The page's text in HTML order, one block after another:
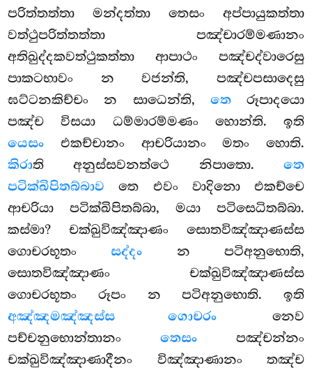
පරිත්තත්තා මන්දත්තා තෙසං අප්පායුකත්තා
වත්ථුපරිත්තත්තා පඤ්චාරම්මණානං
අතිඛුද්දකවත්ථුකත්තා ආපාථං පඤ්චද්වාරෙසු
පාකටභාවං න වජන්ති, පඤ්චපසාදෙසු
ඝට්ටනකිච්චං න සාධෙන්ති, තෙරූපාදයො
පඤ්ච විසයා ධම්මාරම්මණං හොන්ති. ඉති
යෙසං එකච්චානං ආචරියානං මතං හොති.
කිරාති අනුස්සවනත්ථෙ නිපාතො. තෙ
පටික්ඛිපිතබ්බාව තෙ එවං වාදිනො එකච්චෙ
ආචරියා පටික්ඛිපිතබ්බා, මයා පටිසෙධිතබ්බා.
කස්මා? චක්ඛුවිඤ්ඤාණං සොතවිඤ්ඤාණස්ස
ගොචරභූතංසද්දං න පටිඅනුභොති,
සොතවිඤ්ඤාණං චක්ඛුවිඤ්ඤාණස්ස
ගොචරභූතං රූපං න පටිඅනුභොති. ඉති
අඤ්ඤමඤ්ඤස්ස ගොචරංනෙව
පච්චනුභොන්තානං තෙසං පඤ්චන්නං
චක්ඛුවිඤ්ඤාණාදීනං විඤ්ඤාණානං තඤ්ච